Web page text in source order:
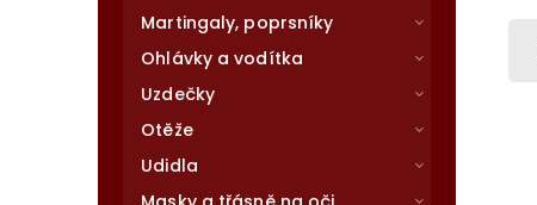
Martingaly, poprsníky
Ohlávky a vodítka
Uzdečky
Otěže
Udidla